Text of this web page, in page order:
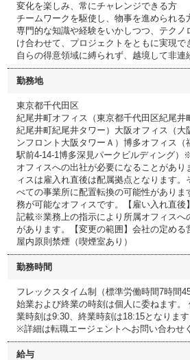
変化を楽しみ、常にチャレンジできる方
チームワークを駆使し、物事を進められる
専門的な知識や経験をいかしつつ、テクノ
け合わせて、プロジェクトをともに実現で
自らの得意領域に縛られず、越境して非連
勤務地
東京都千代田区
紀尾井町オフィス（東京都千代田区紀尾井
紀尾井町紀尾井タワー）大阪オフィス（大
ンフロント大阪タワーＡ）博多オフィス（
駅前4-14-1博多深見パークビルディング
オフィスへの出社が必要になることがあり
ィスは雇入れ直後は配属拠点となります
べての事業所に配置転換の可能性があり
務が可能なオフィスです。【雇い入れ直後
記載※業務上の指示により所属オフィスへ
があります。【変更の範囲】会社の定める
屋内原則禁煙（喫煙室あり）
勤務時間
フレックスタイム制（標準労働時間7時間
始業および終業の時刻は個人に委ねます。
業時刻は9:30、終業時刻は18:15となります
※詳細は転職エージェントへお問い合わせ
給与